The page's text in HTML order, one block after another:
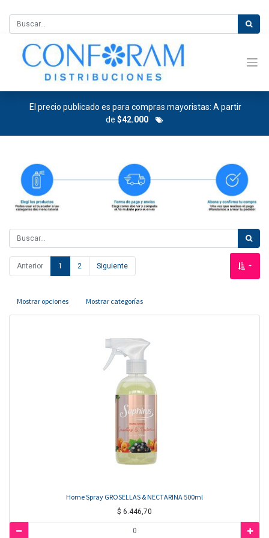
El precio publicado es para compras mayoristas: A partir
de $42.000
Anterior 1 2 Siguiente
Mostrar opciones Mostrar categorías
Home Spray GROSELLAS & NECTARINA 500ml
$ 6.446,70